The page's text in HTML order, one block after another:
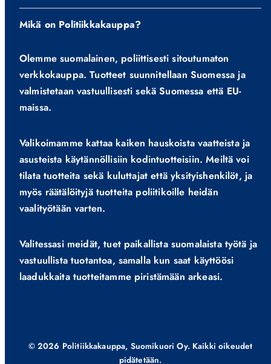
Mikä on Politiikkakauppa?
Olemme suomalainen, poliittisesti sitoutumaton
verkkokauppa. Tuotteet suunnitellaan Suomessa ja
valmistetaan vastuullisesti sekä Suomessa että EU-
maissa.
Valikoimamme kattaa kaiken hauskoista vaatteista ja
asusteista käytännöllisiin kodintuotteisiin. Meiltä voi
tilata tuotteita sekä kuluttajat että yksityishenkilöt, ja
myös räätälöityjä tuotteita poliitikoille heidän
vaalityötään varten.
Valitessasi meidät, tuet paikallista suomalaista työtä ja
vastuullista tuotantoa, samalla kun saat käyttöösi
laadukkaita tuotteitamme piristämään arkeasi.
© 2026 Politiikkakauppa, Suomikuori Oy. Kaikki oikeudet
pidätetään.